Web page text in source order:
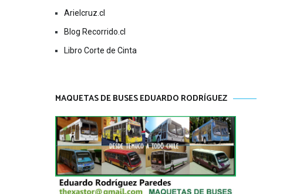
Arielcruz.cl
Blog Recorrido.cl
Libro Corte de Cinta
MAQUETAS DE BUSES EDUARDO RODRÍGUEZ